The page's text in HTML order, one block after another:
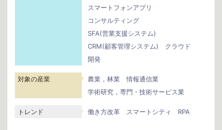
スマートフォンアプリ
コンサルティング
SFA(営業支援システム)
CRM(顧客管理システム)
クラウド
開発
対象の産業 農業，林業
情報通信業
学術研究，専門・技術サービス業
トレンド 働き方改革 スマートシティ RPA